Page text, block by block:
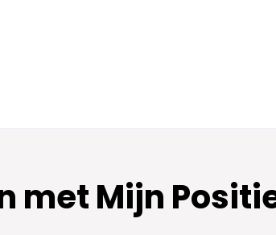
met Mijn